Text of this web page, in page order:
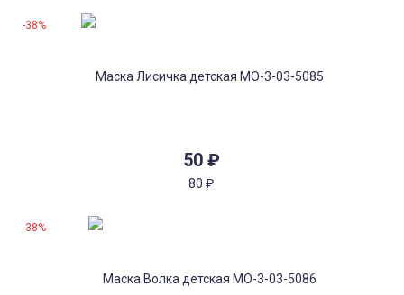
50 ₽
80 ₽
-38%
-38%